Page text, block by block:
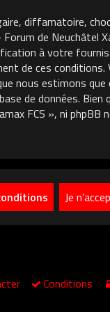
diffamatoire,
de Neuchâtel
à votre
de ces
nous estimons
de données.
FCS », ni
Conditions